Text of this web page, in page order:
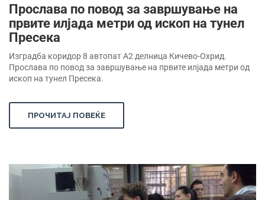
Прослава по повод за завршување на
првите илјада метри од ископ на тунел
Пресека
Изградба коридор 8 автопат А2 делница Кичево-Охрид.
Прослава по повод за завршување на првите илјада метри од
ископ на тунел Пресека.
ПРОЧИТАЈ ПОВЕЌЕ